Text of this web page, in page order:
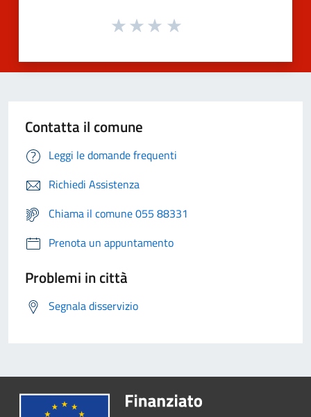
Contatta il comune
Leggi le domande frequenti
Richiedi Assistenza
Chiama il comune 055 88331
Prenota un appuntamento
Problemi in città
Segnala disservizio